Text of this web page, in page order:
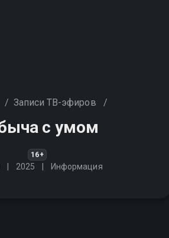
/ Записи ТВ-эфиров /
с умом
16+
2025 Информация